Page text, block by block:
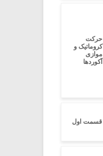
حرکت
کروماتیک و
موازی
آکوردها